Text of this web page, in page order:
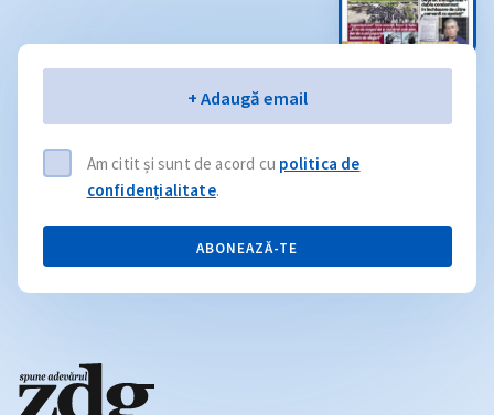
+ Adaugă email
Am citit și sunt de acord cu politica de
confidențialitate.
ABONEAZĂ-TE